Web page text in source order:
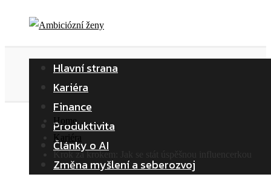
Hlavní strana
Kariéra
Finance
Produktivita
Články o AI
Změna myšlení a seberozvoj
Home
Kariéra
Krok za krokem: Jak se stát úspěšnou influencerkou